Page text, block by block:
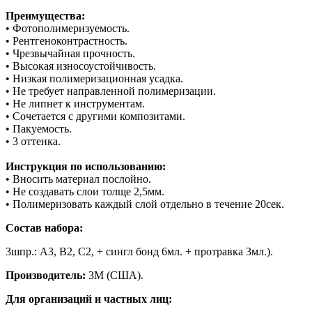
Преимущества:
• Фотополимеризуемость.
• Рентгеноконтрастность.
• Чрезвычайная прочность.
• Высокая износоустойчивость.
• Низкая полимеризационная усадка.
• Не требует направленной полимеризации.
• Не липнет к инструментам.
• Сочетается с другими композитами.
• Пакуемость.
• 3 оттенка.
Инструкция по использованию:
• Вносить материал послойно.
• Не создавать слои толще 2,5мм.
• Полимеризовать каждый слой отдельно в течение 20сек.
Состав набора:
3шпр.: А3, В2, С2, + сингл бонд 6мл. + протравка 3мл.).
Производитель: 3М (США).
Для организаций и частных лиц: